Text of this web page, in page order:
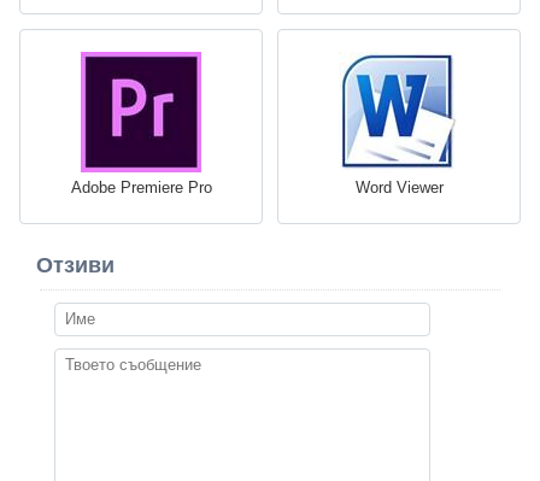
Adobe Premiere Pro Word Viewer
Отзиви